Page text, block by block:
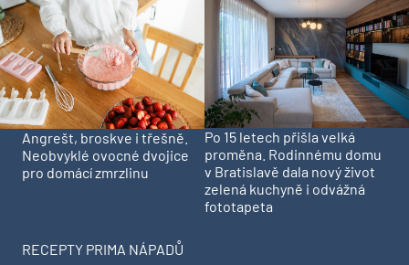
Angrešt, broskve i třešně.
Neobvyklé ovocné dvojice
pro domácí zmrzlinu
Po 15 letech přišla velká
proměna. Rodinnému domu
v Bratislavě dala nový život
zelená kuchyně i odvážná
fototapeta
RECEPTY PRIMA NÁPADŮ